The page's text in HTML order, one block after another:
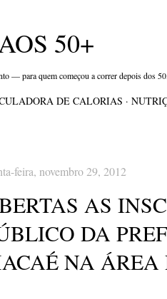
50+
— para quem começou a correr depois dos 50.
DE CALORIAS
feira, novembro 29, 2012
AS
DA
NA ÁREA